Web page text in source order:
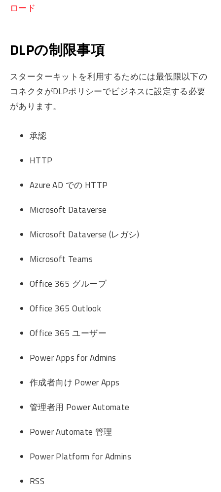
ロード
DLPの制限事項
スターターキットを利用するためには最低限以下の
コネクタがDLPポリシーでビジネスに設定する必要
があります。
承認
HTTP
Azure AD での HTTP
Microsoft Dataverse
Microsoft Dataverse (レガシ)
Microsoft Teams
Office 365 グループ
Office 365 Outlook
Office 365 ユーザー
Power Apps for Admins
作成者向け Power Apps
管理者用 Power Automate
Power Automate 管理
Power Platform for Admins
RSS